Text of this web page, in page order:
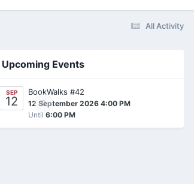
All Activity
Upcoming Events
SEP
12 0
BookWalks #42
12 September 2026 4:00 PM
Until 6:00 PM